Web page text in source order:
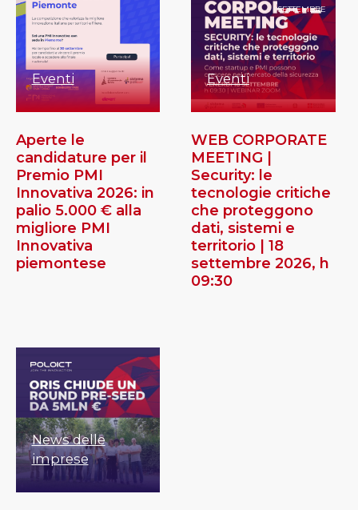
Eventi
Aperte le
candidature per il
Premio PMI
Innovativa 2026: in
palio 5.000 € alla
migliore PMI
Innovativa
piemontese
SETTEMBRE
Eventi
WEB CORPORATE
MEETING |
Security: le
tecnologie critiche
che proteggono
dati, sistemi e
territorio | 18
settembre 2026, h
09:30
News delle
imprese